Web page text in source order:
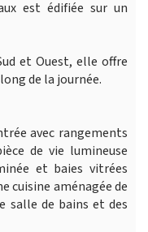
est édifiée sur un
et Ouest, elle offre
de la journée.
avec rangements
de vie lumineuse
et baies vitrées
cuisine aménagée de
salle de bains et des